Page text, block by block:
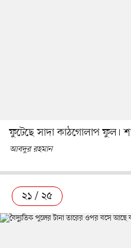
ফুটেছে সাদা কাঠগোলাপ ফুল।
আবদুর রহমান
২১ / ২৫